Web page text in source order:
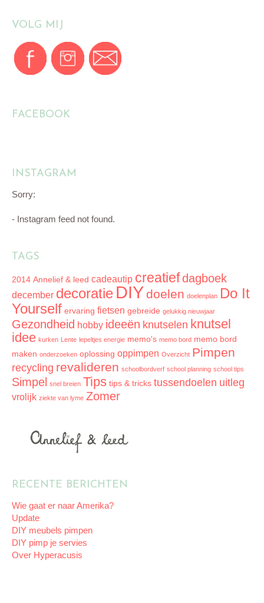
VOLG MIJ
FACEBOOK
INSTAGRAM
Sorry:
- Instagram feed not found.
TAGS
2014 Annelief & leed cadeautip creatiefdagboek
december decoratie DIY doelen doelenplan Do It
Yourself ervaring fietsen gebreide gelukkig nieuwjaar
Gezondheid hobby ideeën knutselen knutsel
idee kurken Lente lepeltjes energie memo's memo bord memo bord
maken onderzoeken oplossing oppimpen Overzicht Pimpen
recycling revalideren schoolbordverf school planning school tips
Simpel snel breien Tips tips & tricks tussendoelen uitleg
vrolijk ziekte van lyme Zomer
RECENTE BERICHTEN
Wie gaat er naar Amerika?
Update
DIY meubels pimpen
DIY pimp je servies
Over Hyperacusis